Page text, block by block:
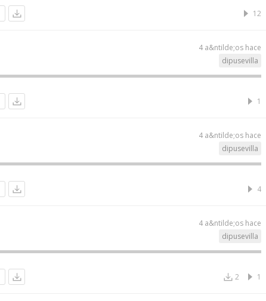
12
4 a&ntilde;os hace
dipusevilla
1
4 a&ntilde;os hace
dipusevilla
4
4 a&ntilde;os hace
dipusevilla
1
2